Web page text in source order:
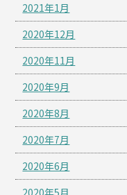
2021年1月
2020年12月
2020年11月
2020年9月
2020年8月
2020年7月
2020年6月